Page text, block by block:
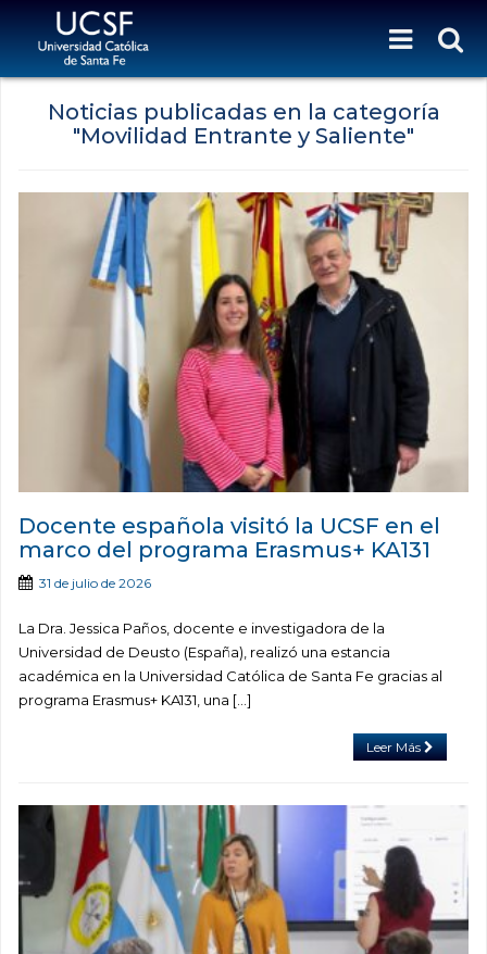
Noticias publicadas en la categoría
"Movilidad Entrante y Saliente"
Docente española visitó la UCSF en el
marco del programa Erasmus+ KA131
31 de julio de 2026
La Dra. Jessica Paños, docente e investigadora de la
Universidad de Deusto (España), realizó una estancia
académica en la Universidad Católica de Santa Fe gracias al
programa Erasmus+ KA131, una […]
Leer Más